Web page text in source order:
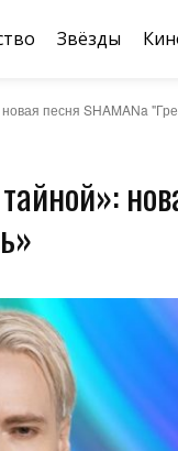
Звёзды
песня SHAMANa